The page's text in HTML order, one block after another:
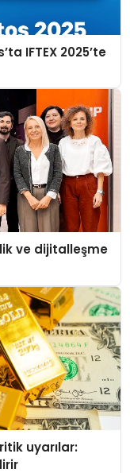
IFTEX 2025’te
ve dijitalleşme
uyarılar: